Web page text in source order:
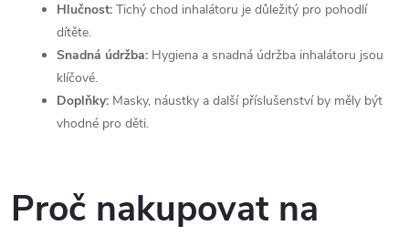
Hlučnost: Tichý chod inhalátoru je důležitý pro pohodlí
dítěte.
Snadná údržba: Hygiena a snadná údržba inhalátoru jsou
klíčové.
Doplňky: Masky, náustky a další příslušenství by měly být
vhodné pro děti.
Proč nakupovat na